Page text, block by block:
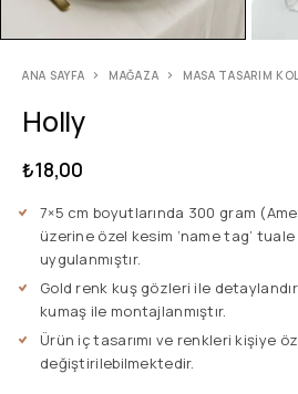
ANA SAYFA MAĞAZA MASA TASARIM
Holly
₺18,00
7×5 cm boyutlarında 300 gram
üzerine özel kesim ‘name tag’
uygulanmıştır.
Gold renk kuş gözleri ile
kumaş ile montajlanmıştır.
Ürün iç tasarımı ve renkleri kişiye
değiştirilebilmektedir.